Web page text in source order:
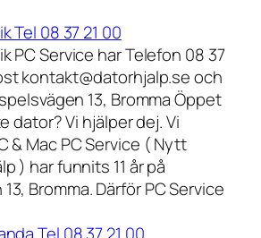
Tel 08 37 21 00
PC Service har Telefon 08 37
kontakt@datorhjalp.se och
13, Bromma Öppet
dator? Vi hjälper dej. Vi
& Mac PC Service ( Nytt
) har funnits 11 år på
Bromma. Därför PC Service
Tel 08 37 21 00